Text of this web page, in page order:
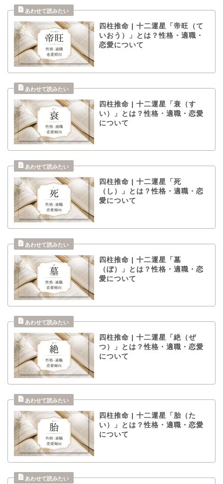
四柱推命 | 十二運星「帝旺（て
いおう）」とは？性格・適職・
恋愛について
四柱推命 | 十二運星「衰（す
い）」とは？性格・適職・恋愛
について
四柱推命 | 十二運星「死
（し）」とは？性格・適職・恋
愛について
四柱推命 | 十二運星「墓
（ぼ）」とは？性格・適職・恋
愛について
四柱推命 | 十二運星「絶（ぜ
つ）」とは？性格・適職・恋愛
について
四柱推命 | 十二運星「胎（た
い）」とは？性格・適職・恋愛
について